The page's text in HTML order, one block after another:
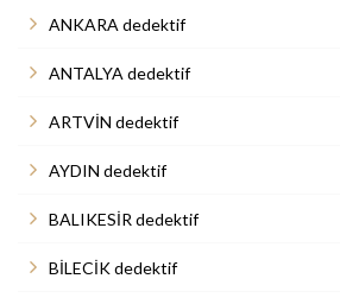
ANKARA dedektif
ANTALYA dedektif
ARTVİN dedektif
AYDIN dedektif
BALIKESİR dedektif
BİLECİK dedektif